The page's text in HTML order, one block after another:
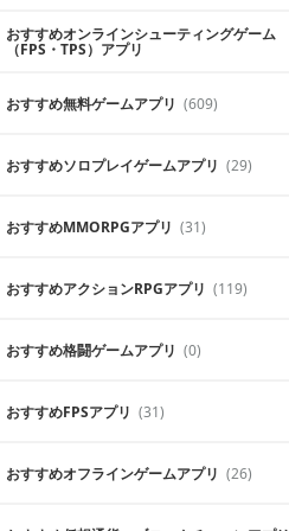
おすすめオンラインシューティングゲーム
（FPS・TPS）アプリ
おすすめ無料ゲームアプリ (609)
おすすめソロプレイゲームアプリ (29)
おすすめ MMORPGアプリ (31)
おすすめアクションRPGアプリ (119)
おすすめ格闘ゲームアプリ (0)
おすすめFPSアプリ (31)
おすすめオフラインゲームアプリ (26)